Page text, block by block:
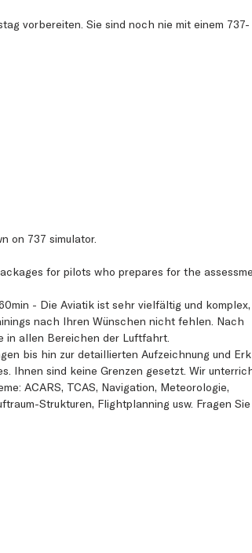
vorbereiten. Sie sind noch nie mit einem 737-
on 737 simulator.
for pilots who prepares for the
- Die Aviatik ist sehr vielfältig und komplex,
nach Ihren Wünschen nicht fehlen. Nach
in allen Bereichen der Luftfahrt.
bis hin zur detaillierten Aufzeichnung und
Ihnen sind keine Grenzen gesetzt. Wir
ACARS, TCAS, Navigation, Meteorologie,
Strukturen, Flightplanning usw. Fragen Sie